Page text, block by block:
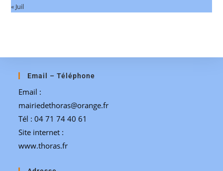
« Juil
Email – Téléphone
Email :
mairiedethoras@orange.fr
Tél : 04 71 74 40 61
Site internet :
www.thoras.fr